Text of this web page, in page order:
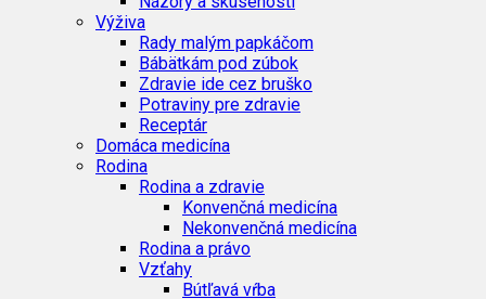
Výživa
Rady malým papkáčom
Bábätkám pod zúbok
Zdravie ide cez bruško
Potraviny pre zdravie
Receptár
Domáca medicína
Rodina
Rodina a zdravie
Konvenčná medicína
Nekonvenčná medicína
Rodina a právo
Vzťahy
Bútľavá vŕba